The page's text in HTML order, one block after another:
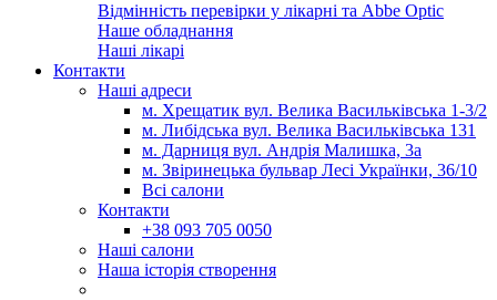
Відмінність перевірки у лікарні та Abbe Optic
Наше обладнання
Наші лікарі
Контакти
Наші адреси
м. Хрещатик вул. Велика Васильківська 1-3/2
м. Либідська вул. Велика Васильківська 131
м. Дарниця вул. Андрія Малишка, 3а
м. Звіринецька бульвар Лесі Українки, 36/10
Всі салони
Контакти
+38 093 705 0050
Наші салони
Наша історія створення